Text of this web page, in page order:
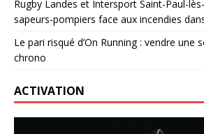
Rugby Landes et Intersport Saint-Paul-
sapeurs-pompiers face aux incendies
Le pari risqué d’On Running : vendre une
chrono
ACTIVATION